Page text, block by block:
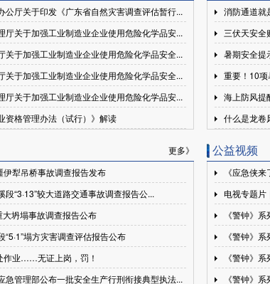
公厅关于印发《广东省自然灾害调查评估暂行...
厅关于加强工业制造业企业使用危险化学品安...
关于加强工业制造业企业使用危险化学品安全...
关于加强工业制造业企业使用危险化学品安全...
厅关于加强工业制造业企业使用危险化学品安...
资格管理办法（试行）》解读
消防通道就
三伏天安全
暑期安全提
重要！10项
海上防风提
什么是龙卷
更多》
犁吊桥事故调查报告发布
段“3·13”较大道路交通事故调查报告公...
大坍塌事故调查报告公布
“5·1”塌方灾害调查评估报告公布
作业……无证上岗，罚！
急管理部公布一批安全生产行刑衔接典型执法...
公益视频
《应急侠
电视专题片
《警钟》
《警钟》
《警钟》
《警钟》